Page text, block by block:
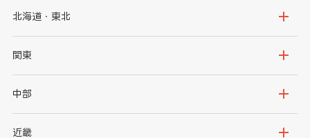
北海道・東北
北海道
岩手県
秋田県
関東
茨城県
群馬県
中部
新潟県
近畿